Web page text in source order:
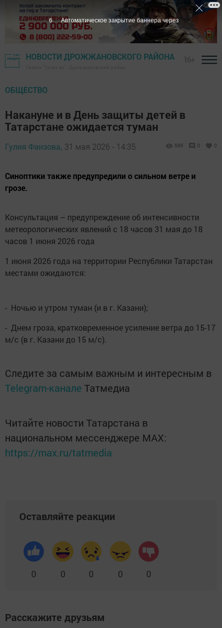
НОВОСТИ ДРОЖЖАНОВСКОГО РАЙОНА
ОБЩЕСТВО
Накануне и в День защиты детей в
Татарстане ожидается туман
Гулия Фаизова, 31 мая 2026 - 14:35 586 0 0
Синоптики также предупредили о сильном ветре и
грозе.
Консультация – предупреждение об интенсивности
метеорологических явлений с 18 часов 31 мая до 18
часов 1 июня 2026 года
1 июня 2026 года на территории Республики Татарстан
местами ожидаются:
- Ночью и утром туман (и в г. Казани);
- Днем гроза, кратковременное усиление ветра до 15-17
м/с (в г. Казани до 15 м/с).
Следите за самым важным и интересным в
Telegram-канале Татмедиа
Читайте новости Татарстана в
национальном мессенджере MАХ:
https://max.ru/tatmedia
Оставляйте реакции
0 0 0 0 0
Расскажите друзьям
5 Автоматическое закрытие баннера через